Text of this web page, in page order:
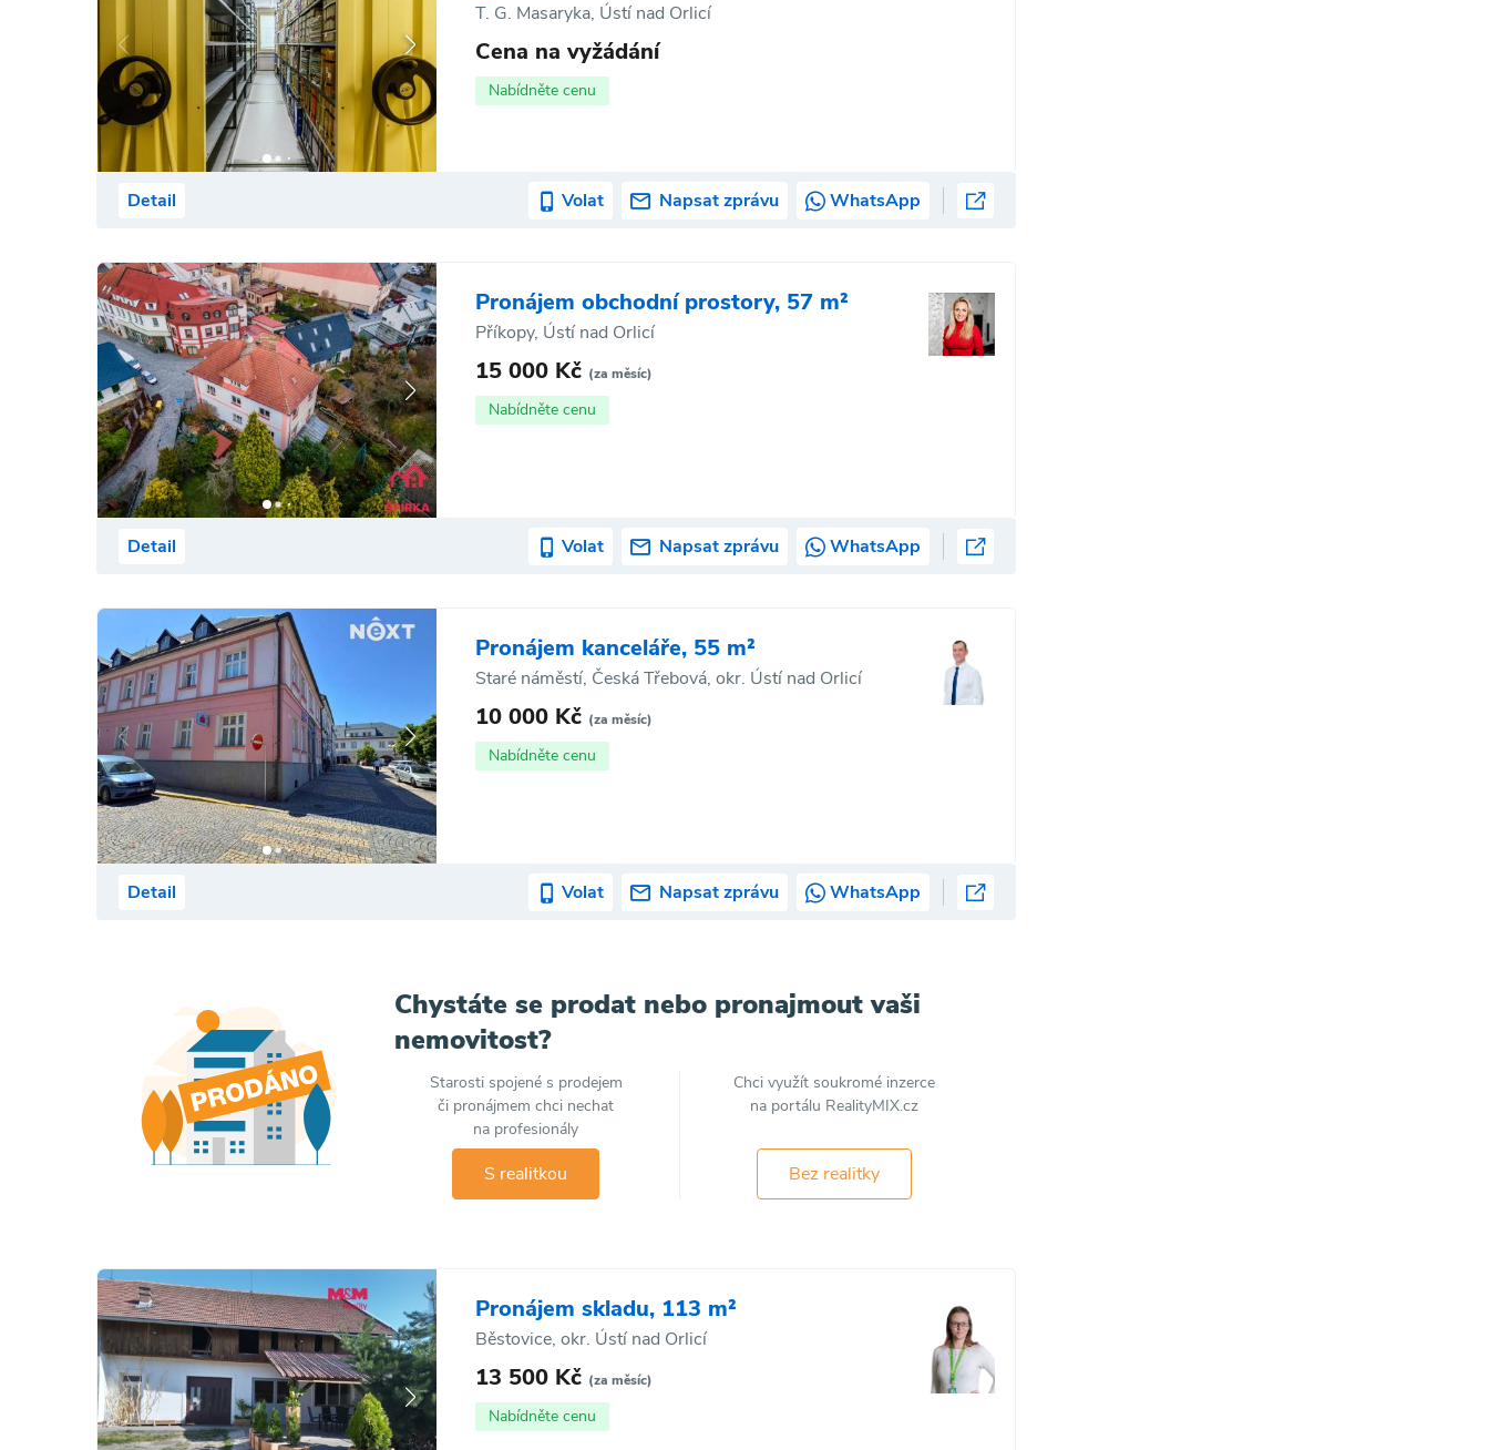
T. G. Masaryka, Ústí nad Orlicí
Cena na vyžádání
Nabídněte cenu
Detail Volat Napsat zprávu WhatsApp
Pronájem obchodní prostory, 57 m²
Příkopy, Ústí nad Orlicí
15 000 Kč (za měsíc)
Nabídněte cenu
Detail Volat Napsat zprávu WhatsApp
Pronájem kanceláře, 55 m²
Staré náměstí, Česká Třebová, okr. Ústí nad Orlicí
10 000 Kč (za měsíc)
Nabídněte cenu
Detail Volat Napsat zprávu WhatsApp
Chystáte se prodat nebo pronajmout vaši
nemovitost?
Starosti spojené s prodejem
či pronájmem chci nechat
na profesionály
S realitkou
Chci využít soukromé inzerce
na portálu RealityMIX.cz
Bez realitky
Pronájem skladu, 113 m²
Běstovice, okr. Ústí nad Orlicí
13 500 Kč (za měsíc)
Nabídněte cenu